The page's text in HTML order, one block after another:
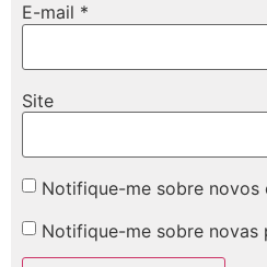
E-mail *
Site
Notifique-me sobre novos
Notifique-me sobre novas